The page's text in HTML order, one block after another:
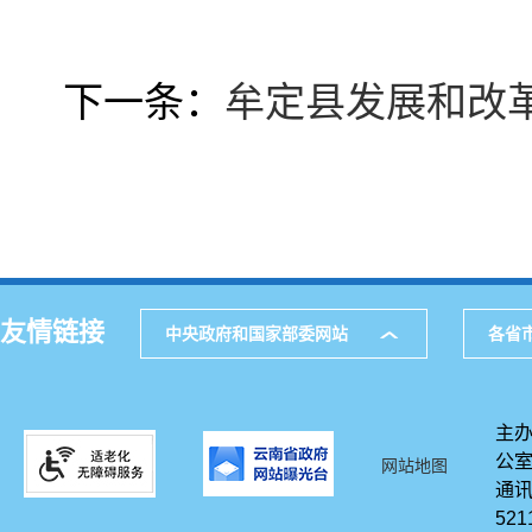
下一条： 牟定县发展和改
友情链接 中央政府和国家部委网站 各省
网站地图
主
公室
通